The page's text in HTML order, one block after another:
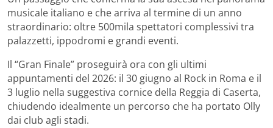
musicale italiano e che arriva al termine di un anno
straordinario: oltre 500mila spettatori complessivi tra
palazzetti, ippodromi e grandi eventi.
Il “Gran Finale” proseguirà ora con gli ultimi
appuntamenti del 2026: il 30 giugno al Rock in Roma e il
3 luglio nella suggestiva cornice della Reggia di Caserta,
chiudendo idealmente un percorso che ha portato Olly
dai club agli stadi.